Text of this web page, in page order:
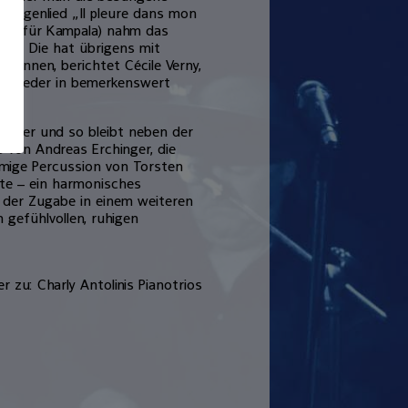
„Il pleure dans mon
(für Kampala) nahm das
Die hat übrigens mit
berichtet Cécile Verny,
Lieder in bemerkenswert
und so bleibt neben der
Andreas Erchinger, die
Percussion von Torsten
– ein harmonisches
Zugabe in einem weiteren
gefühlvollen, ruhigen
zu: Charly Antolinis Pianotrios